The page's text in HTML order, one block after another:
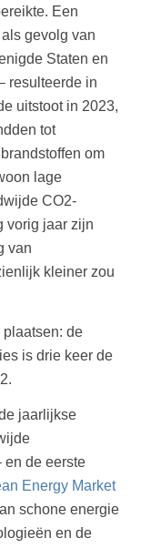
Een
gevolg van
Staten en
resulteerde in
uitstoot in 2023,
tot
om
lage
CO2-
vorig jaar zijn
van
kleiner zou
plaatsen: de
is drie keer de
jaarlijkse
en de eerste
Energy Market
schone energie
en de